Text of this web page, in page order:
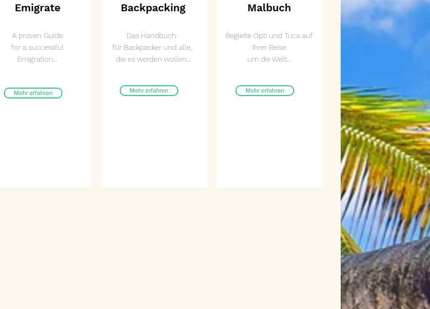
Emigrate
A proven Guide
for a successful
Emigration...
Mehr erfahren
Backpacking
Das Handbuch
für Backpacker und alle,
die es werden wollen...
Mehr erfahren
Malbuch
Begleite Opti und Tuca auf
ihrer Reise
um die Welt...
Mehr erfahren